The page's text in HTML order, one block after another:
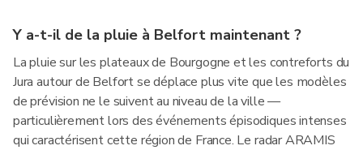
Y a-t-il de la pluie à Belfort maintenant ?
La pluie sur les plateaux de Bourgogne et les contreforts du
Jura autour de Belfort se déplace plus vite que les modèles
de prévision ne le suivent au niveau de la ville —
particulièrement lors des événements épisodiques intenses
qui caractérisent cette région de France. Le radar ARAMIS